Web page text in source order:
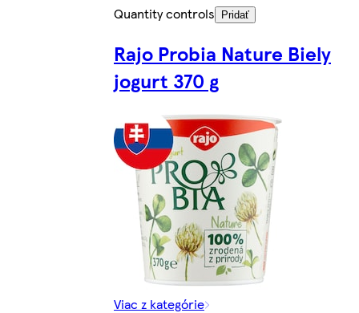
Quantity controls Pridať
Rajo Probia Nature Biely
jogurt 370 g
Viac z kategórie